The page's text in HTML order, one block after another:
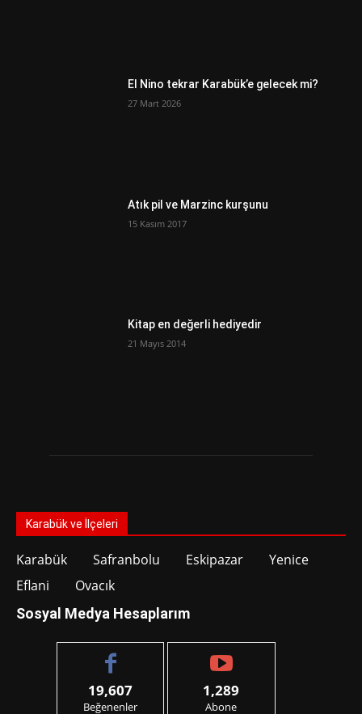
El Nino tekrar Karabük’e gelecek mi?
27 Mart 2026
Atık pil ve Marzinc kurşunu
15 Kasım 2017
Kitap en değerli hediyedir
21 Mayıs 2014
Karabük ve İlçeleri
Karabük Safranbolu Eskipazar
Yenice
Eflani
Ovacık
Sosyal Medya Hesaplarım
19,607
Beğenenler
1,289
Abone